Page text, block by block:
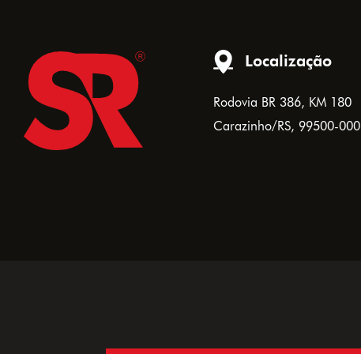
Localização
Rodovia BR 386, KM 180
Carazinho/RS, 99500-000